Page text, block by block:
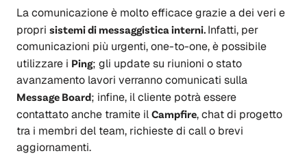
La comunicazione è molto efficace grazie a dei veri e
propri sistemi di messaggistica interni. Infatti, per
comunicazioni più urgenti, one-to-one, è possibile
utilizzare i Ping; gli update su riunioni o stato
avanzamento lavori verranno comunicati sulla
Message Board; infine, il cliente potrà essere
contattato anche tramite il Campfire, chat di progetto
tra i membri del team, richieste di call o brevi
aggiornamenti.